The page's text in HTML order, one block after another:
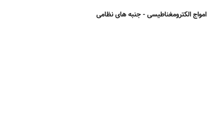
امواج الکترومغناطیسی - جنبه های نظامی